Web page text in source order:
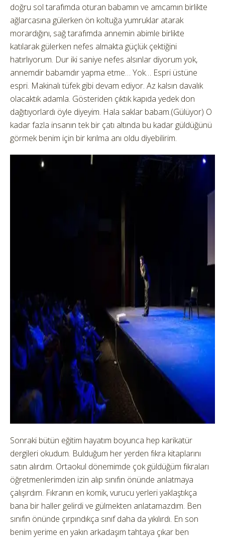
doğru sol tarafımda oturan babamın ve amcamın birlikte
ağlarcasına gülerken ön koltuğa yumruklar atarak
morardığını, sağ tarafımda annemin abimle birlikte
katılarak gülerken nefes almakta güçlük çektiğini
hatırlıyorum. Dur iki saniye nefes alsınlar diyorum yok,
annemdir babamdır yapma etme… Yok… Espri üstüne
espri. Makinalı tüfek gibi devam ediyor. Az kalsın davalık
olacaktık adamla. Gösteriden çıktık kapıda yedek don
dağıtıyorlardı öyle diyeyim. Hala saklar babam.(Gülüyor) O
kadar fazla insanın tek bir çatı altında bu kadar güldüğünü
görmek benim için bir kırılma anı oldu diyebilirim.
Sonraki bütün eğitim hayatım boyunca hep karikatür
dergileri okudum. Bulduğum her yerden fıkra kitaplarını
satın alırdım. Ortaokul dönemimde çok güldüğüm fıkraları
öğretmenlerimden izin alıp sınıfın önünde anlatmaya
çalışırdım. Fıkranın en komik, vurucu yerleri yaklaştıkça
bana bir haller gelirdi ve gülmekten anlatamazdım. Ben
sınıfın önünde çırpındıkça sınıf daha da yıkılırdı. En son
benim yerime en yakın arkadaşım tahtaya çıkar ben